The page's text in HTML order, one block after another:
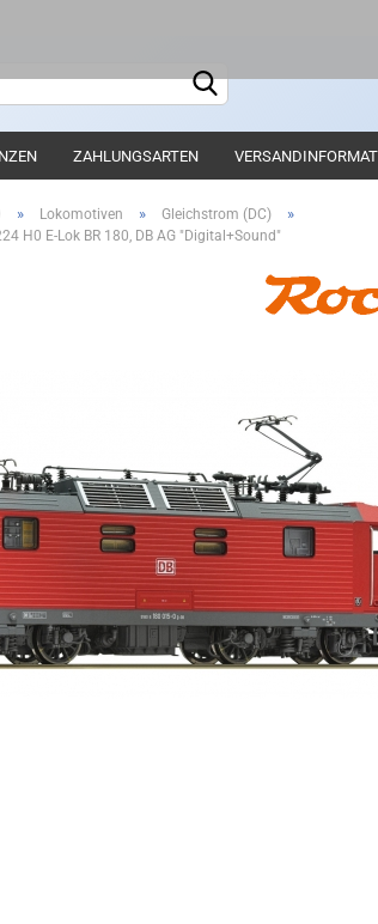
ZAHLUNGSARTEN
» Lokomotiven » Gleichstrom (DC) »
H0 E-Lok BR 180, DB AG "Digital+Sound"